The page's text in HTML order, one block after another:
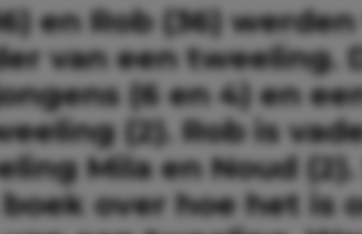
en Rob (36)
van een tweeling.
(6 en 4) en
(2). Rob is
Mila en Noud
over hoe het is